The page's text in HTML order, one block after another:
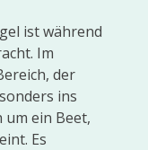
ist während
Im
der
ins
um ein Beet,
Es